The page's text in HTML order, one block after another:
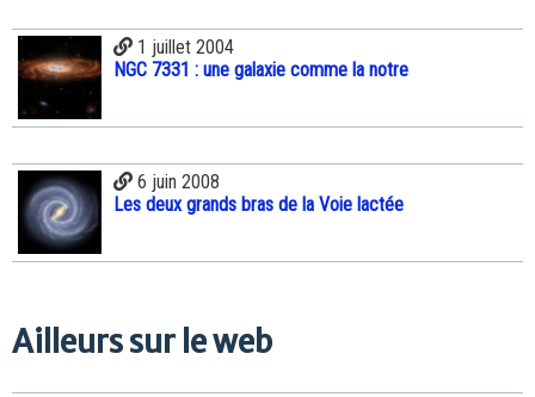
1 juillet 2004
NGC 7331 : une galaxie comme la notre
6 juin 2008
Les deux grands bras de la Voie lactée
Ailleurs sur le web